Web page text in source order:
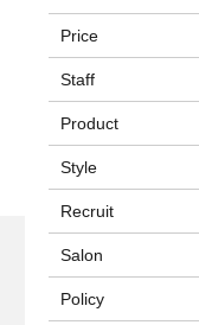
Price
Staff
Product
Style
Recruit
Salon
Policy